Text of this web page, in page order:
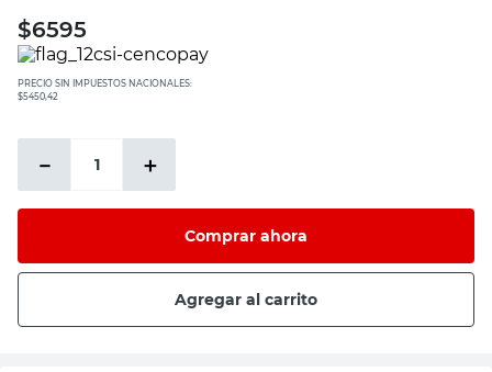
$6595
PRECIO SIN IMPUESTOS NACIONALES:
$5450,42
＋
－
Comprar ahora
Agregar al carrito